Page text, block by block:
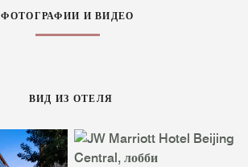
ФОТОГРАФИИ И ВИДЕО
ВИД ИЗ ОТЕЛЯ